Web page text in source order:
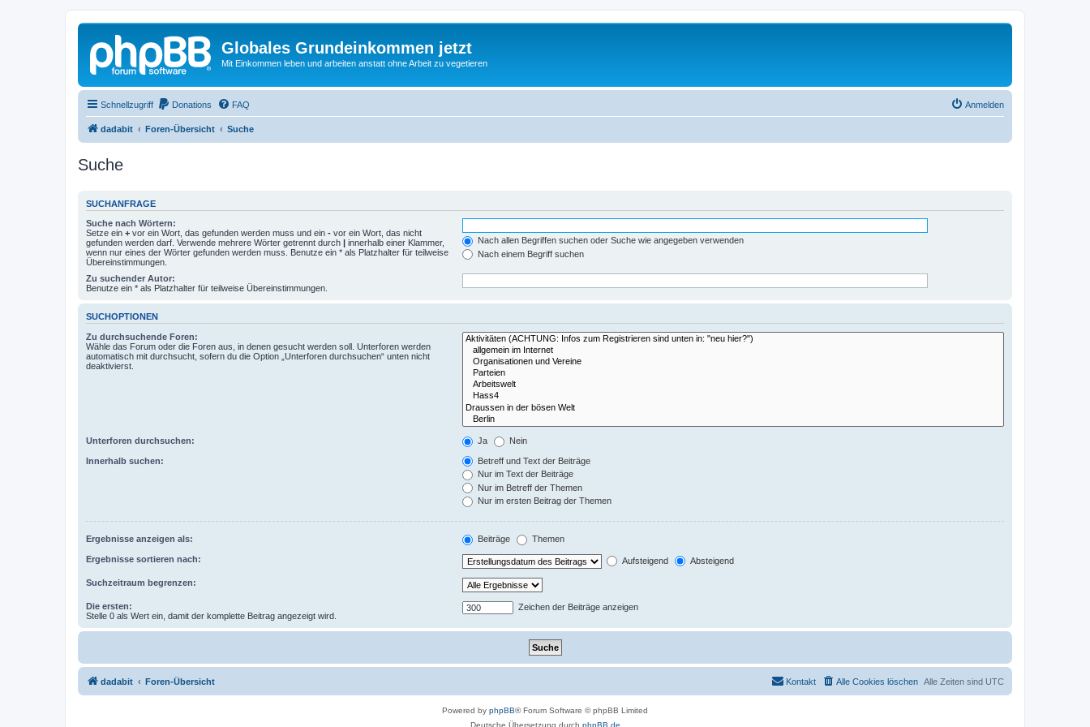
Globales Grundeinkommen jetzt
Mit Einkommen leben und arbeiten anstatt ohne Arbeit zu vegetieren
Schnellzugriff Donations FAQ Anmelden
dadabit Foren-Übersicht Suche
Suche
SUCHANFRAGE
Suche nach Wörtern:
Setze ein + vor ein Wort, das gefunden werden muss und ein - vor ein Wort, das nicht
gefunden werden darf. Verwende mehrere Wörter getrennt durch | innerhalb einer Klammer,
wenn nur eines der Wörter gefunden werden muss. Benutze ein * als Platzhalter für teilweise
Übereinstimmungen.
Nach allen Begriffen suchen oder Suche wie angegeben verwenden
Nach einem Begriff suchen
Zu suchender Autor:
Benutze ein * als Platzhalter für teilweise Übereinstimmungen.
SUCHOPTIONEN
Zu durchsuchende Foren:
Wähle das Forum oder die Foren aus, in denen gesucht werden soll. Unterforen werden
automatisch mit durchsucht, sofern du die Option „Unterforen durchsuchen“ unten nicht
deaktivierst.
Unterforen durchsuchen: Ja Nein
Innerhalb suchen:
Betreff und Text der Beiträge
Nur im Text der Beiträge
Nur im Betreff der Themen
Nur im ersten Beitrag der Themen
Ergebnisse anzeigen als: Beiträge Themen
Ergebnisse sortieren nach: Aufsteigend Absteigend
Suchzeitraum begrenzen:
Die ersten:
Stelle 0 als Wert ein, damit der komplette Beitrag angezeigt wird.
Zeichen der Beiträge anzeigen
dadabit Foren-Übersicht Alle Zeiten sind UTC
Alle Cookies löschen
Kontakt
Powered by phpBB® Forum Software © phpBB Limited
Deutsche Übersetzung durch phpBB.de